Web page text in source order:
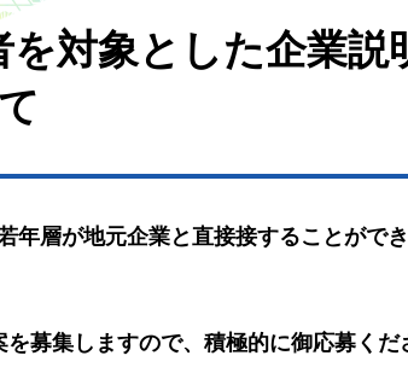
対象とした企業説
年層が地元企業と直接接することがで
募集しますので、積極的に御応募くだ